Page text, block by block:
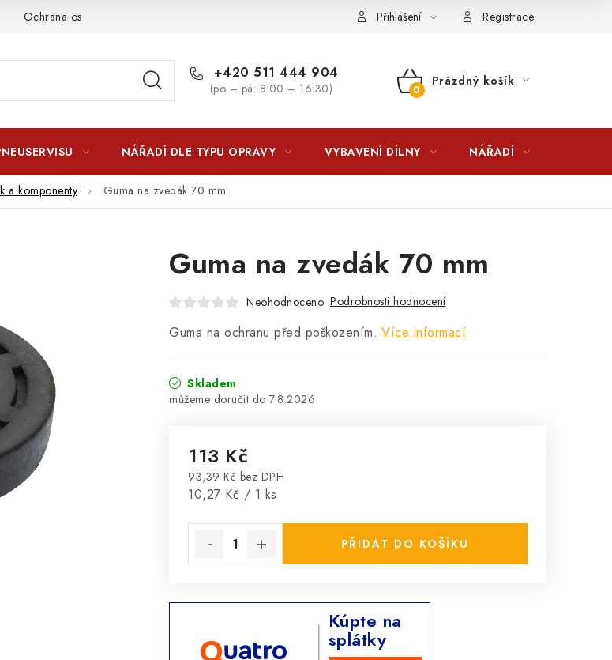
Ochrana osobních údajú LICENCE K FOTOGRAFIÍM Doplňkové služby
Přihlášení Registrace
+420 511 444 904
(po – pá: 8:00 – 16:30)
NÁKUPNÍ
Prázdný košík
NÁŘADÍ DLE TYPU OPRAVY VYBAVENÍ DÍLNY NÁŘADÍ
a komponenty Guma na zvedák 70 mm
Guma na zvedák 70 mm
Neohodnoceno Podrobnosti hodnocení
Guma na ochranu před poškozením. Více informací
Skladem
7.8.2026
113 Kč
93,39 Kč bez DPH
Měrná cena:
10,27 Kč / 1 ks
PŘIDAT DO KOŠÍKU
Kúpte na
splátky